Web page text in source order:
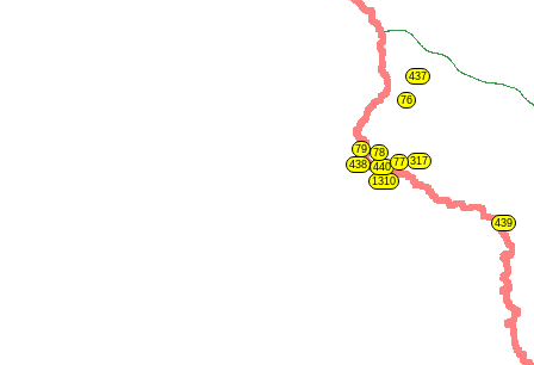
437
438
1310
317
439
440
79
77
78
76